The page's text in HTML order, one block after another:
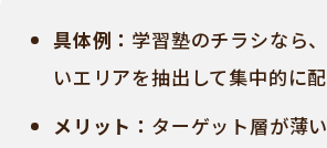
具体例： 学習塾のチラシなら
いエリアを抽出して集中的に配
メリット： ターゲット層が薄